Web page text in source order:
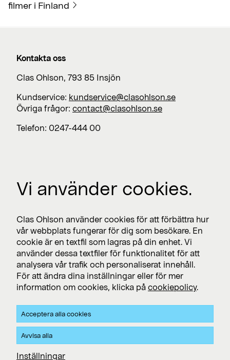
filmer i Finland
Kontakta oss
Clas Ohlson, 793 85 Insjön
Kundservice: kundservice@clasohlson.se
Övriga frågor: contact@clasohlson.se
Telefon: 0247-444 00
Lediga jobb >
Nyhetsrum >
Prenumerera
Prenumerera på pressmeddelanden och finansiella
Integritet och Cookies
Clas Ohlsons integritets- och cookiepolicy
Vi använder cookies.
Clas Ohlson använder cookies för att förbättra hur
vår webbplats fungerar för dig som besökare. En
cookie är en textfil som lagras på din enhet. Vi
använder dessa textfiler för funktionalitet för att
analysera vår trafik och personaliserat innehåll.
För att ändra dina inställningar eller för mer
information om cookies, klicka på cookiepolicy.
Acceptera alla cookies
Avvisa alla
Inställningar